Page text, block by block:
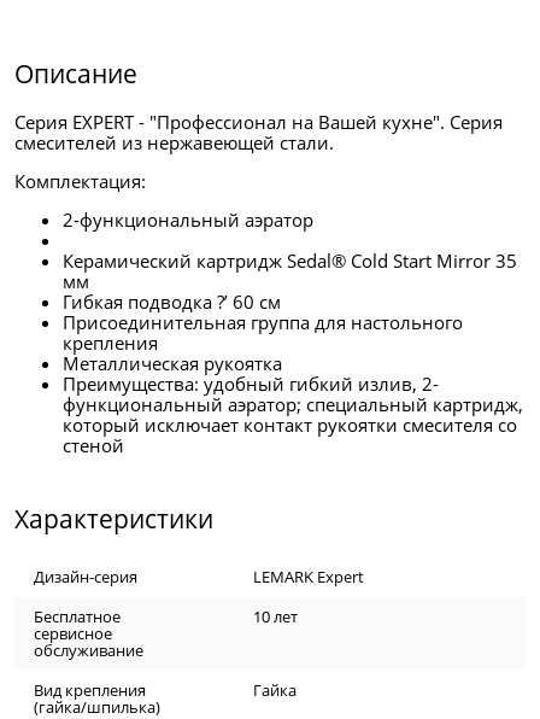
Описание
Серия EXPERT - "Профессионал на Вашей кухне". Серия
смесителей из нержавеющей стали.
Комплектация:
2-функциональный аэратор
Керамический картридж Sedal® Cold Start Mirror 35
мм
Гибкая подводка ?’ 60 см
Присоединительная группа для настольного
крепления
Металлическая рукоятка
Преимущества: удобный гибкий излив, 2-
функциональный аэратор; специальный картридж,
который исключает контакт рукоятки смесителя со
стеной
Характеристики
Дизайн-серия
LEMARK Expert
Бесплатное
сервисное
обслуживание
10 лет
Вид крепления
(гайка/шпилька)
Гайка